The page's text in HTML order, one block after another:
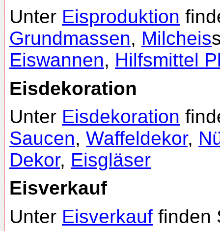
Unter Eisproduktion
Grundmassen, Milcheis
Eiswannen, Hilfsmittel
Eisdekoration
Unter Eisdekoration
Saucen, Waffeldekor,
Dekor, Eisgläser
Eisverkauf
Unter Eisverkauf finden